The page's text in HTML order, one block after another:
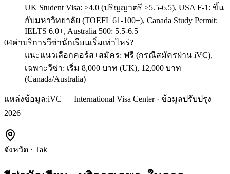
UK Student Visa: ≥4.0 (ปริญญาตรี ≥5.5-6.5), USA F-1: ขึ้น
กับมหาวิทยาลัย (TOEFL 61-100+), Canada Study Permit:
IELTS 6.0+, Australia 500: 5.5-6.5
04ค่าบริการวีซ่านักเรียนเริ่มเท่าไหร่?
แนะแนวเลือกคอร์ส+สมัคร: ฟรี (กรณีสมัครผ่าน iVC),
เฉพาะวีซ่า: เริ่ม 8,000 บาท (UK), 12,000 บาท
(Canada/Australia)
แหล่งข้อมูล:iVC — International Visa Center · ข้อมูลปรับปรุง
2026
จังหวัด · Tak